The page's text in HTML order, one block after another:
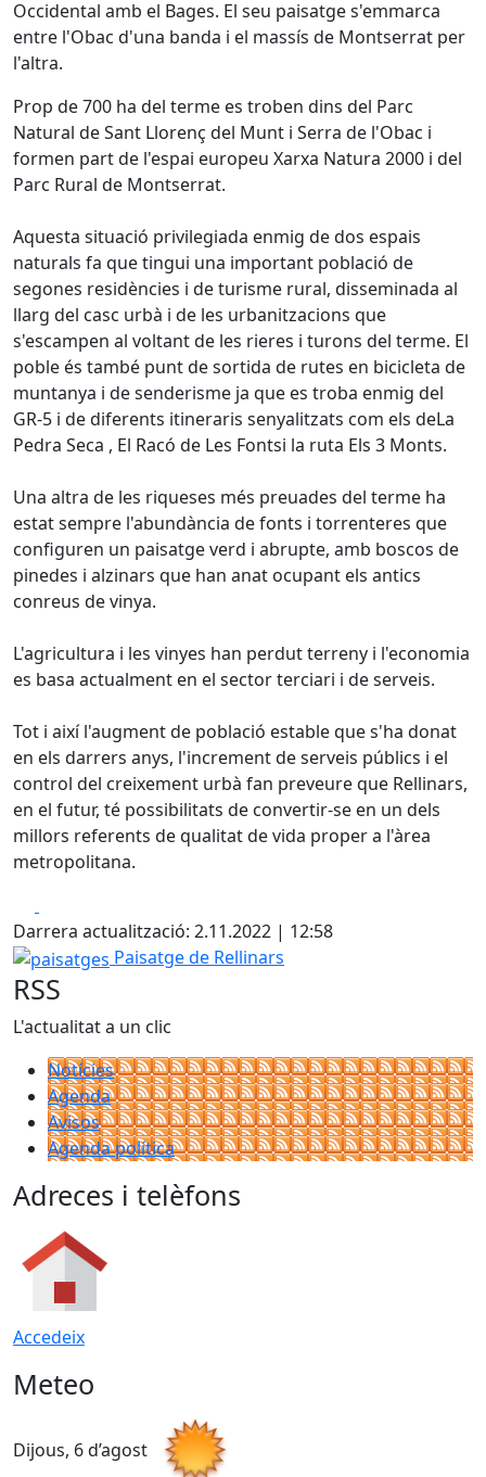
Occidental amb el Bages. El seu paisatge s'emmarca
entre l'Obac d'una banda i el massís de Montserrat per
l'altra.
Prop de 700 ha del terme es troben dins del Parc
Natural de Sant Llorenç del Munt i Serra de l'Obac i
formen part de l'espai europeu Xarxa Natura 2000 i del
Parc Rural de Montserrat.
Aquesta situació privilegiada enmig de dos espais
naturals fa que tingui una important població de
segones residències i de turisme rural, disseminada al
llarg del casc urbà i de les urbanitzacions que
s'escampen al voltant de les rieres i turons del terme. El
poble és també punt de sortida de rutes en bicicleta de
muntanya i de senderisme ja que es troba enmig del
GR-5 i de diferents itineraris senyalitzats com els deLa
Pedra Seca , El Racó de Les Fontsi la ruta Els 3 Monts.
Una altra de les riqueses més preuades del terme ha
estat sempre l'abundància de fonts i torrenteres que
configuren un paisatge verd i abrupte, amb boscos de
pinedes i alzinars que han anat ocupant els antics
conreus de vinya.
L'agricultura i les vinyes han perdut terreny i l'economia
es basa actualment en el sector terciari i de serveis.
Tot i així l'augment de població estable que s'ha donat
en els darrers anys, l'increment de serveis públics i el
control del creixement urbà fan preveure que Rellinars,
en el futur, té possibilitats de convertir-se en un dels
millors referents de qualitat de vida proper a l'àrea
metropolitana.
Darrera actualització: 2.11.2022 | 12:58
paisatges
Paisatge de Rellinars
RSS
L'actualitat a un clic
Notícies
Agenda
Avisos
Agenda política
Adreces i telèfons
Accedeix
Meteo
Dijous, 6 d’agost